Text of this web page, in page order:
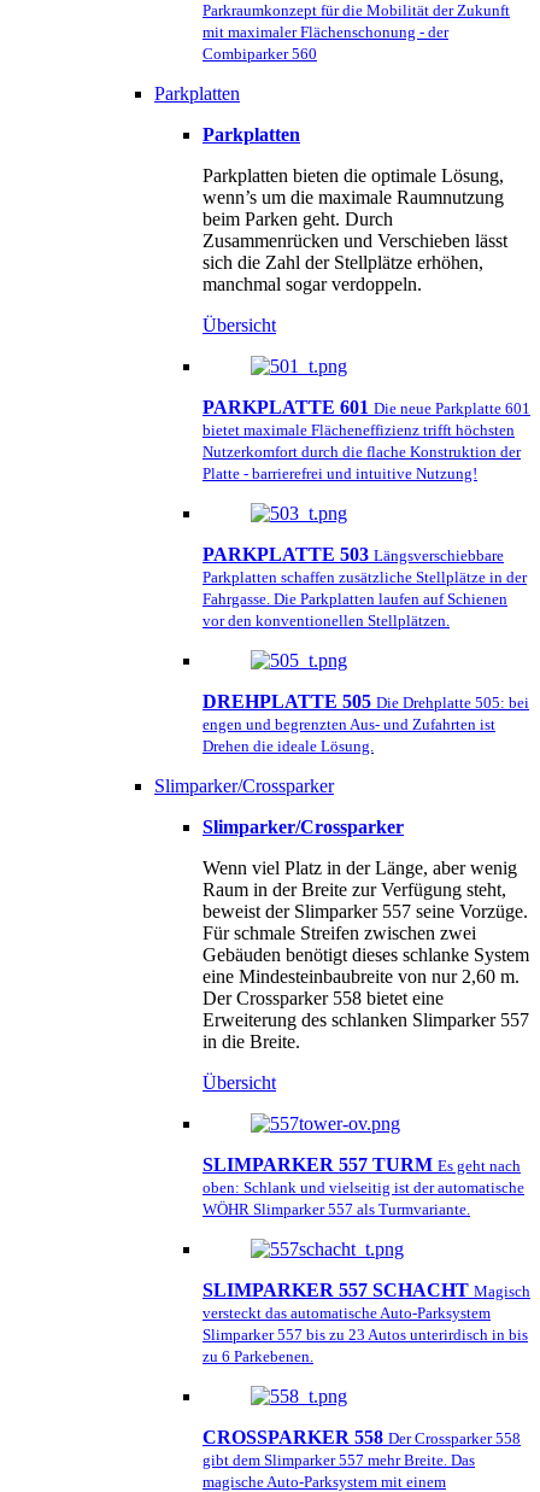
Parkraumkonzept für die Mobilität der Zukunft
mit maximaler Flächenschonung - der
Combiparker 560
Parkplatten
Parkplatten
Parkplatten bieten die optimale Lösung,
wenn’s um die maximale Raumnutzung
beim Parken geht. Durch
Zusammenrücken und Verschieben lässt
sich die Zahl der Stellplätze erhöhen,
manchmal sogar verdoppeln.
Übersicht
PARKPLATTE 601 Die neue Parkplatte 601
bietet maximale Flächeneffizienz trifft höchsten
Nutzerkomfort durch die flache Konstruktion der
Platte - barrierefrei und intuitive Nutzung!
PARKPLATTE 503 Längsverschiebbare
Parkplatten schaffen zusätzliche Stellplätze in der
Fahrgasse. Die Parkplatten laufen auf Schienen
vor den konventionellen Stellplätzen.
DREHPLATTE 505 Die Drehplatte 505: bei
engen und begrenzten Aus- und Zufahrten ist
Drehen die ideale Lösung.
Slimparker/Crossparker
Slimparker/Crossparker
Wenn viel Platz in der Länge, aber wenig
Raum in der Breite zur Verfügung steht,
beweist der Slimparker 557 seine Vorzüge.
Für schmale Streifen zwischen zwei
Gebäuden benötigt dieses schlanke System
eine Mindesteinbaubreite von nur 2,60 m.
Der Crossparker 558 bietet eine
Erweiterung des schlanken Slimparker 557
in die Breite.
Übersicht
SLIMPARKER 557 TURM Es geht nach
oben: Schlank und vielseitig ist der automatische
WÖHR Slimparker 557 als Turmvariante.
SLIMPARKER 557 SCHACHT Magisch
versteckt das automatische Auto-Parksystem
Slimparker 557 bis zu 23 Autos unterirdisch in bis
zu 6 Parkebenen.
CROSSPARKER 558 Der Crossparker 558
gibt dem Slimparker 557 mehr Breite. Das
magische Auto-Parksystem mit einem